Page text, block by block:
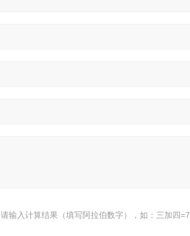
请输入计算结果（填写阿拉伯数字），如：三加四=7